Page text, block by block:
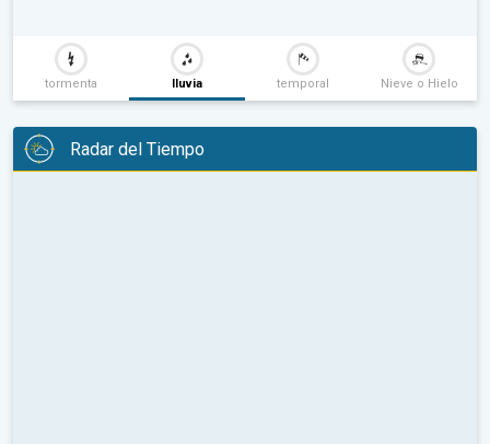
tormenta lluvia temporal Nieve o Hielo
Radar del Tiempo